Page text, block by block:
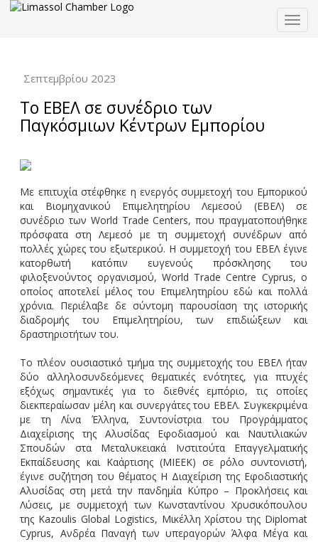
Σεπτεμβρίου 2023
Το ΕΒΕΛ σε συνέδριο των
Παγκόσμιων Κέντρων Εμπορίου
Με επιτυχία στέφθηκε η ενεργός συμμετοχή του Εμπορικού
και Βιομηχανικού Επιμελητηρίου Λεμεσού (ΕΒΕΛ) σε
συνέδριο των World Trade Centers, που πραγματοποιήθηκε
πρόσφατα στη Λεμεσό με τη συμμετοχή συνέδρων από
πολλές χώρες του εξωτερικού. Η συμμετοχή του ΕΒΕΛ έγινε
κατορθωτή κατόπιν ευγενούς πρόσκλησης του
φιλοξενούντος οργανισμού, World Trade Centre Cyprus, ο
οποίος αποτελεί μέλος του Επιμελητηρίου εδώ και πολλά
χρόνια. Περιέλαβε δε σύντομη παρουσίαση της ιστορικής
διαδρομής του Επιμελητηρίου, των επιδιώξεων και
δραστηριοτήτων του.
Το πλέον ουσιαστικό τμήμα της συμμετοχής του ΕΒΕΛ ήταν
δύο αλληλοσυνδεόμενες θεματικές ενότητες, για πτυχές
εξόχως σημαντικές για το διεθνές εμπόριο, τις οποίες
διεκπεραίωσαν μέλη και συνεργάτες του ΕΒΕΛ. Συγκεκριμένα
με τη Λίνα Έλληνα, Συντονίστρια του Προγράμματος
Διαχείρισης της Αλυσίδας Εφοδιασμού και Ναυτιλιακών
Σπουδών στα Μεταλυκειακά Ινστιτούτα Επαγγελματικής
Εκπαίδευσης και Καάρτισης (ΜΙΕΕΚ) σε ρόλο συντονιστή,
έγινε συζήτηση του θέματος Η Διαχείριση της Εφοδιαστικής
Αλυσίδας στη μετά την πανδημία Κύπρο – Προκλήσεις και
Λύσεις, με συμμετοχή των Κωνσταντίνου Χρυσικόπουλου
της Kazoulis Global Logistics, Μικέλλη Χρίστου της Diplomat
Cyprus, Ανδρέα Παναγή των υπεραγορών Άλφα Μέγα και